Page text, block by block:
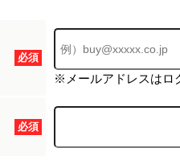
必須
※メールアドレスはロ
必須